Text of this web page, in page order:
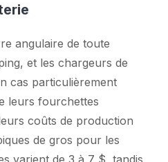
angulaire de toute
et les chargeurs de
cas particulièrement
leurs fourchettes
coûts de production
de gros pour les
varient de 3 à 7 $, tandis